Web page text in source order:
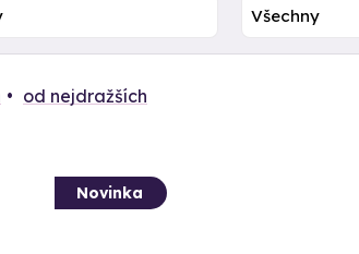
od nejdražších
Novinka